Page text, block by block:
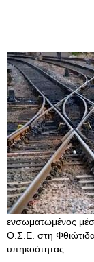
ενσωματωμένος
Ο.Σ.Ε. στη
υπηκοότητας.